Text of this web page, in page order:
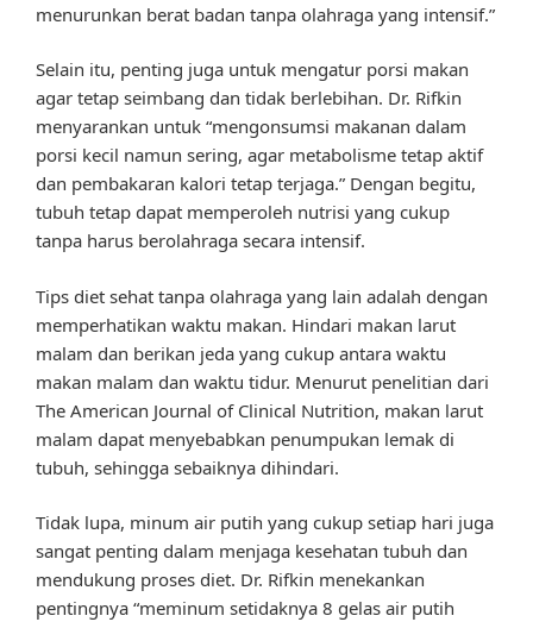
menurunkan berat badan tanpa olahraga yang intensif.”
Selain itu, penting juga untuk mengatur porsi makan
agar tetap seimbang dan tidak berlebihan. Dr. Rifkin
menyarankan untuk “mengonsumsi makanan dalam
porsi kecil namun sering, agar metabolisme tetap aktif
dan pembakaran kalori tetap terjaga.” Dengan begitu,
tubuh tetap dapat memperoleh nutrisi yang cukup
tanpa harus berolahraga secara intensif.
Tips diet sehat tanpa olahraga yang lain adalah dengan
memperhatikan waktu makan. Hindari makan larut
malam dan berikan jeda yang cukup antara waktu
makan malam dan waktu tidur. Menurut penelitian dari
The American Journal of Clinical Nutrition, makan larut
malam dapat menyebabkan penumpukan lemak di
tubuh, sehingga sebaiknya dihindari.
Tidak lupa, minum air putih yang cukup setiap hari juga
sangat penting dalam menjaga kesehatan tubuh dan
mendukung proses diet. Dr. Rifkin menekankan
pentingnya “meminum setidaknya 8 gelas air putih